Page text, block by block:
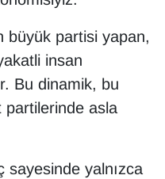
büyük partisi yapan,
insan
Bu dinamik, bu
partilerinde asla
sayesinde yalnızca